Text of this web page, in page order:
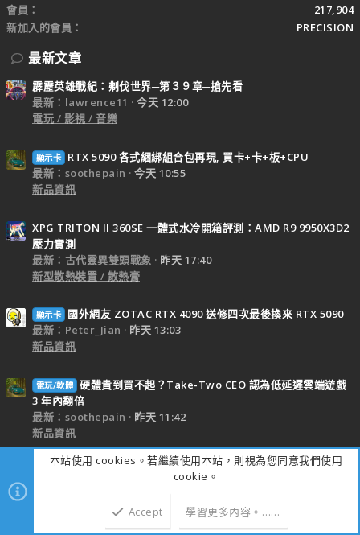
會員
217,904
新加入的會員
PRECISION
最新文章
霹靂英雄戰紀：刜伐世界─第３９章─搶先看
最新：lawrence11
今天 12:00
電玩 / 影視 / 音樂
顯示卡
RTX 5090 各式綑綁組合包再現, 買卡+卡+板+CPU
最新：soothepain
今天 10:55
新品資訊
XPG TRITON II 360SE 一體式水冷開箱評測：AMD R9 9950X3D2
壓力實測
最新：古代靈異雙頭戰象
昨天 17:40
新型散熱裝置 / 散熱膏
顯示卡
國外網友 ZOTAC RTX 4090 送修四次最後換來 RTX 5090
最新：Peter_Jian
昨天 13:03
新品資訊
電玩/軟體 硬體貴到買不起？Take-Two CEO 認為低延遲雲端遊戲
3 年內翻倍
最新：soothepain
昨天 11:42
新品資訊
線上統計
線上會員
線上來賓
本站使用 cookies。若繼續使用本站，則視為您同意我們使用
cookie。
Accept 學習更多內容。……